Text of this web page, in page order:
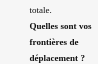
totale.
Quelles sont vos
frontières de
déplacement ?